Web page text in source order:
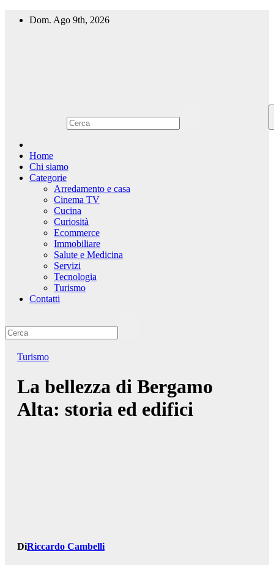
Dom. Ago 9th, 2026
Home
Chi siamo
Categorie
Arredamento e casa
Cinema TV
Cucina
Curiosità
Ecommerce
Immobiliare
Salute e Medicina
Servizi
Tecnologia
Turismo
Contatti
Turismo
La bellezza di Bergamo
Alta: storia ed edifici
DiRiccardo Cambelli